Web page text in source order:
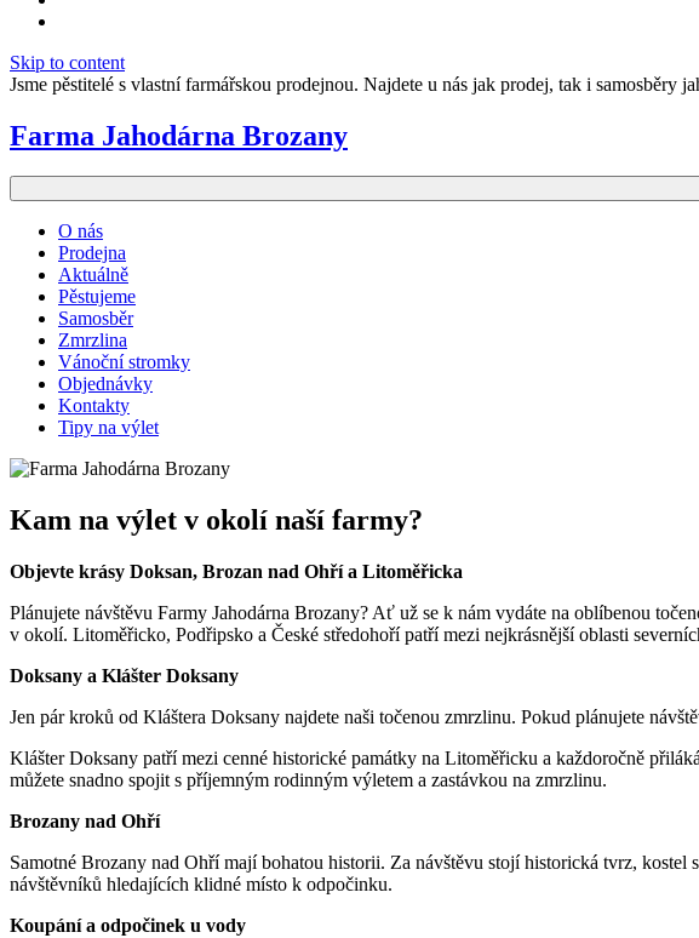
Skip to content
Jsme pěstitelé s vlastní farmářskou prodejnou. Najdete u nás jak prodej, tak i samosběry
Farma Jahodárna Brozany
O nás
Prodejna
Aktuálně
Pěstujeme
Samosběr
Zmrzlina
Vánoční stromky
Objednávky
Kontakty
Tipy na výlet
Kam na výlet v okolí naší farmy?
Objevte krásy Doksan, Brozan nad Ohří a Litoměřicka
Plánujete návštěvu Farmy Jahodárna Brozany? Ať už se k nám vydáte na oblíbenou
v okolí. Litoměřicko, Podřipsko a České středohoří patří mezi nejkrásnější oblasti
Doksany a Klášter Doksany
Jen pár kroků od Kláštera Doksany najdete naši točenou zmrzlinu. Pokud plánujete
Klášter Doksany patří mezi cenné historické památky na Litoměřicku a každoročně
můžete snadno spojit s příjemným rodinným výletem a zastávkou na zmrzlinu.
Brozany nad Ohří
Samotné Brozany nad Ohří mají bohatou historii. Za návštěvu stojí historická tvrz,
návštěvníků hledajících klidné místo k odpočinku.
Koupání a odpočinek u vody